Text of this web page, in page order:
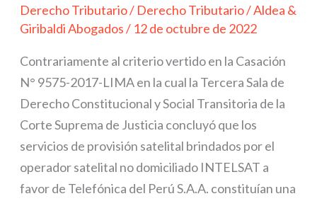
Derecho Tributario/ Derecho Tributario/Aldea &
Giribaldi Abogados/ 12 de octubre de 2022
Contrariamente al criterio vertido en la Casación
N° 9575-2017-LIMA en la cual la Tercera Sala de
Derecho Constitucional y Social Transitoria de la
Corte Suprema de Justicia concluyó que los
servicios de provisión satelital brindados por el
operador satelital no domiciliado INTELSAT a
favor de Telefónica del Perú S.A.A. constituían una
servicios
satelitales
brindados
por
No
Domiciliados